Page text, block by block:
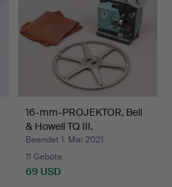
16-mm-PROJEKTOR, Bell
& Howell TQ III.
Beendet 1. Mai 2021
11 Gebote
69 USD